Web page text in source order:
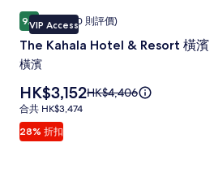
相
片
集
The
Kahala
Hotel
&
Resort
橫
濱
相
VIP Access
9.49.4 分 (滿分為 10 分)，完美，(520 則評價)
完美(520 則評價)
The Kahala Hotel & Resort 橫濱
橫濱
28% 折扣
價
格
為
HK$3,152
HK$3,152原
HK$4,406
合
共
HK$3,474
合共 HK$3,474
The Kahala Hotel & Resort 橫濱